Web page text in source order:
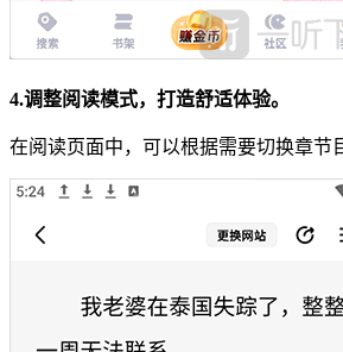
4.调整阅读模式，打造舒适体验。
在阅读页面中，可以根据需要切换章节